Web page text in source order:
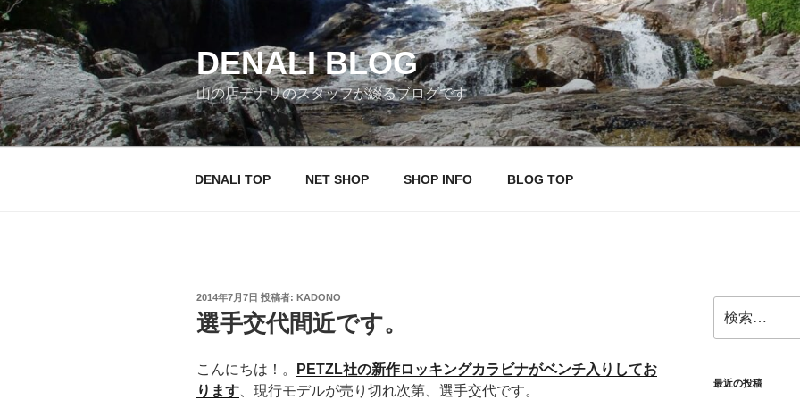
コ
ン
テ
ン
ツ
へ
ス
DENALI BLOG
山の店デナリのスタッフが綴るブログです
DENALI TOP NET SHOP SHOP INFO BLOG TOP
投
稿
日:
2014年7月7日 投稿者: KADONO
選手交代間近です。
こんにちは！。
PETZL社の新作ロッキングカラビナがベンチ入りしてお
ります 、現行モデルが売り切れ次第、選手交代です。
索:
最近の投稿